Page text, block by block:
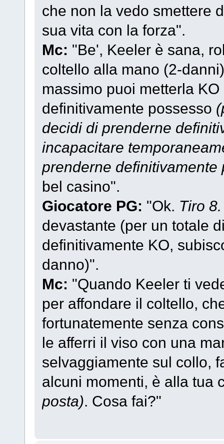
che non la vedo smettere
sua vita con la forza".
Mc: "Be', Keeler è sana,
coltello alla mano (2-
massimo puoi metterla
definitivamente possesso
decidi di prenderne
incapacitare
prenderne definitivamente
bel casino".
Giocatore PG: "Ok. Tiro 8.
devastante (per un totale
definitivamente KO,
danno)".
Mc: "Quando Keeler ti
per affondare il coltello,
fortunatemente senza
le afferri il viso con una
selvaggiamente sul collo,
alcuni momenti, è alla tua
posta). Cosa fai?"